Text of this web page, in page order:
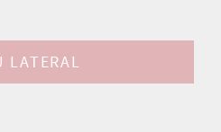
LATERAL